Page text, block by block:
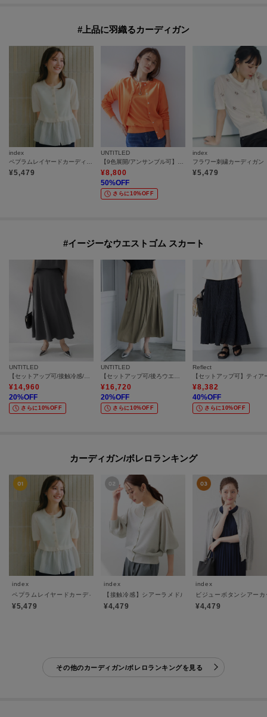
#上品に羽織るカーディガン
index
ペプラムレイヤードカーディガン【洗濯機OK】
¥5,479
UNTITLED
【9色展開/アンサンブル可】コットンクルーネックカーディガン
¥8,800
50%OFF
さらに10%OFF
index
¥5,479
#イージーなウエストゴム スカート
UNTITLED
¥14,960
20%OFF
さらに10%OFF
UNTITLED
¥16,720
20%OFF
さらに10%OFF
Reflect
¥8,382
40%OFF
さらに10%OFF
カーディガン/ボレロランキング
index
ペプラムレイヤードカーディガン【洗濯機OK】
¥5,479
index
【接触冷感】シアーラメドルマンショートカーディガン
¥4,479
index
ビジューボタンシアー
¥4,479
その他のカーディガン/ボレロランキングを見る